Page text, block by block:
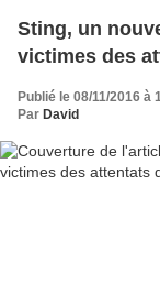
Sting, un
victimes des
Publié le 08/11/2016 à
Par David